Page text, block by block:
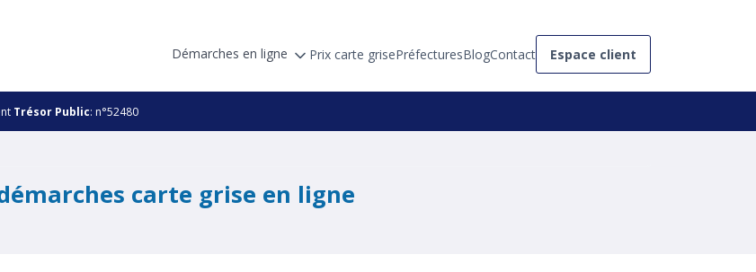
Démarches en ligne Prix carte grisePréfecturesBlogContact Espace client
Trésor Public: n°52480
carte grise en ligne